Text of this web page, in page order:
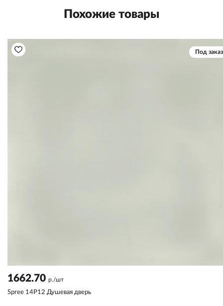
Похожие товары
Под заказ
1662.70 р./шт
Spree 14P12 Душевая дверь